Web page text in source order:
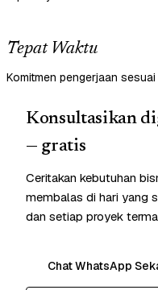
Tepat Waktu
Komitmen pengerjaan
Konsultasikan
— gratis
Ceritakan kebutuhan
membalas di hari yang
dan setiap proyek
Chat WhatsApp